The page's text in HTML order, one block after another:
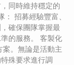
同時維持穩定的
招募經驗豐富、
確保團隊掌握最
的服務。 客製化
。無論是活動主
殊要求進行調